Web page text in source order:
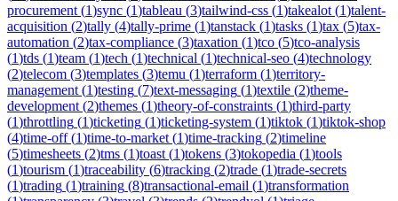
procurement (1)sync (1)tableau (3)tailwind-css (1)takealot (1)talent-
acquisition (2)tally (4)tally-prime (1)tanstack (1)tasks (1)tax (5)tax-
automation (2)tax-compliance (3)taxation (1)tco (5)tco-analysis
(1)tds (1)team (1)tech (1)technical (1)technical-seo (4)technology
(2)telecom (3)templates (3)temu (1)terraform (1)territory-
management (1)testing (7)text-messaging (1)textile (2)theme-
development (2)themes (1)theory-of-constraints (1)third-party
(1)throttling (1)ticketing (1)ticketing-system (1)tiktok (1)tiktok-shop
(4)time-off(1)time-to-market (1)time-tracking (2)timeline
(5)timesheets (2)tms (1)toast (1)tokens (3)tokopedia (1)tools
(1)tourism (1)traceability (6)tracking (2)trade (1)trade-secrets
(1)trading (1)training (8)transactional-email (1)transformation